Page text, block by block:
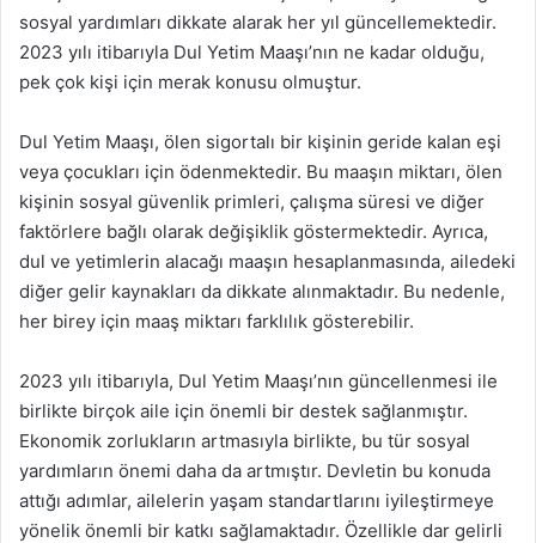
sosyal yardımları dikkate alarak her yıl güncellemektedir.
2023 yılı itibarıyla Dul Yetim Maaşı’nın ne kadar olduğu,
pek çok kişi için merak konusu olmuştur.
Dul Yetim Maaşı, ölen sigortalı bir kişinin geride kalan eşi
veya çocukları için ödenmektedir. Bu maaşın miktarı, ölen
kişinin sosyal güvenlik primleri, çalışma süresi ve diğer
faktörlere bağlı olarak değişiklik göstermektedir. Ayrıca,
dul ve yetimlerin alacağı maaşın hesaplanmasında, ailedeki
diğer gelir kaynakları da dikkate alınmaktadır. Bu nedenle,
her birey için maaş miktarı farklılık gösterebilir.
2023 yılı itibarıyla, Dul Yetim Maaşı’nın güncellenmesi ile
birlikte birçok aile için önemli bir destek sağlanmıştır.
Ekonomik zorlukların artmasıyla birlikte, bu tür sosyal
yardımların önemi daha da artmıştır. Devletin bu konuda
attığı adımlar, ailelerin yaşam standartlarını iyileştirmeye
yönelik önemli bir katkı sağlamaktadır. Özellikle dar gelirli